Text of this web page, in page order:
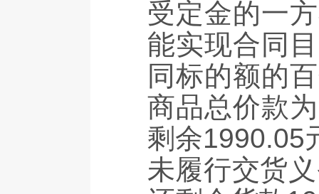
受定金的一
能实现合同
同标的额的
商品总价款
剩余1990.05
未履行交货